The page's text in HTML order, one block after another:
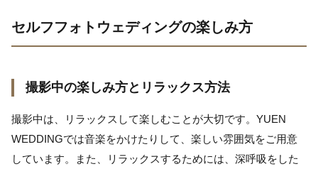
セルフフォトウェディングの楽しみ方
撮影中の楽しみ方とリラックス方法
撮影中は、リラックスして楽しむことが大切です。YUEN
WEDDINGでは音楽をかけたりして、楽しい雰囲気をご用意
しています。また、リラックスするためには、深呼吸をした